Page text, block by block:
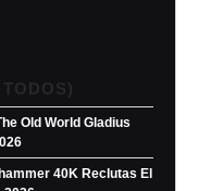
Old World Gladius
40K Reclutas El